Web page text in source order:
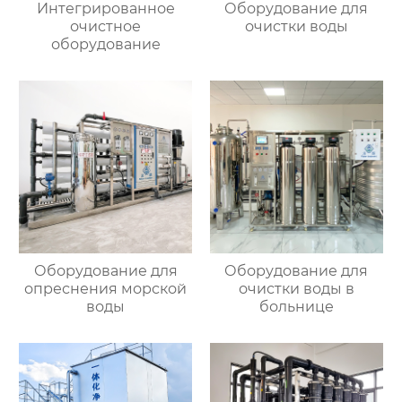
Интегрированное
очистное
оборудование
Оборудование для
очистки воды
Оборудование для
опреснения морской
воды
Оборудование для
очистки воды в
больнице